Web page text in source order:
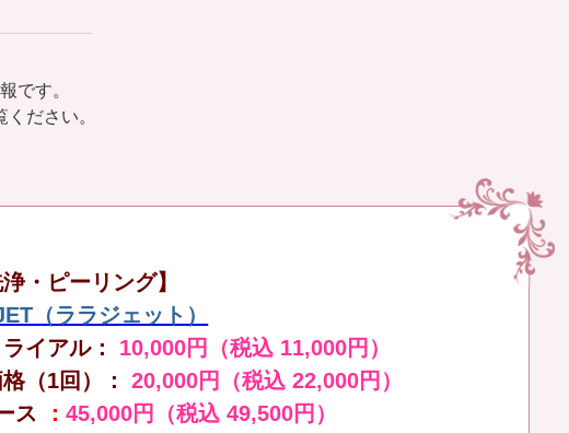
です。
ださい。
浄・ピーリング】
（ララジェット）
ライアル： 10,000円（税込 11,000円）
（1回）：
20,000円（税込 22,000円）
ス ：45,000円（税込 49,500円）